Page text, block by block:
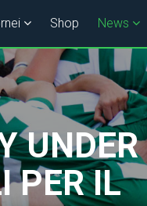
Shop News
PER IL